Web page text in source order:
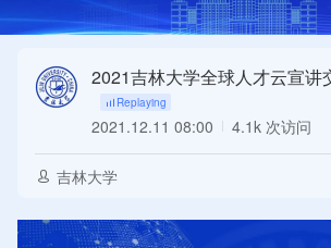
2021吉林大学全球人才云宣讲
2021.12.11 08:00 4.1k 次访问
吉林大学